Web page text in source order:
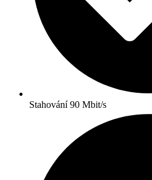
Stahování 90 Mbit/s